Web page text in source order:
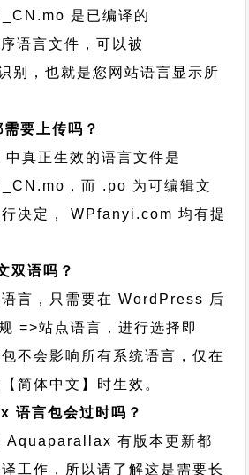
是已编译的
语言文件，可以被
别，也就是您网站语言显示所
要上传吗？
真正生效的语言文件是
，而 .po 为可编辑文
决定， WPfanyi.com 均有提
双语吗？
言，只需要在 WordPress 后
=>站点语言，进行选择即
不会影响所有系统语言，仅在
简体中文】时生效。
言包会过时吗？
Aquaparallax 有版本更新都
工作，所以请了解这是需要长